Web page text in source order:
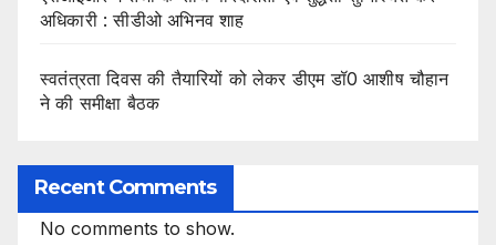
अधिकारी : सीडीओ अभिनव शाह
स्वतंत्रता दिवस की तैयारियों को लेकर डीएम डॉ0 आशीष चौहान
ने की समीक्षा बैठक
Recent Comments
No comments to show.